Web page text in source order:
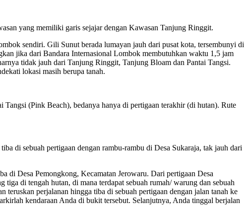
yang memiliki garis sejajar dengan Kawasan Tanjung Ringgit.
sendiri. Gili Sunut berada lumayan jauh dari pusat kota, tersembunyi di
jika dari Bandara Internasional Lombok membutuhkan waktu 1,5 jam
tidak jauh dari Tanjung Ringgit, Tanjung Bloam dan Pantai Tangsi.
lokasi masih berupa tanah.
(Pink Beach), bedanya hanya di pertigaan terakhir (di hutan). Rute
di sebuah pertigaan dengan rambu-rambu di Desa Sukaraja, tak jauh dari
di Desa Pemongkong, Kecamatan Jerowaru. Dari pertigaan Desa
di tengah hutan, di mana terdapat sebuah rumah/ warung dan sebuah
perjalanan hingga tiba di sebuah pertigaan dengan jalan tanah ke
kendaraan Anda di bukit tersebut. Selanjutnya, Anda tinggal berjalan